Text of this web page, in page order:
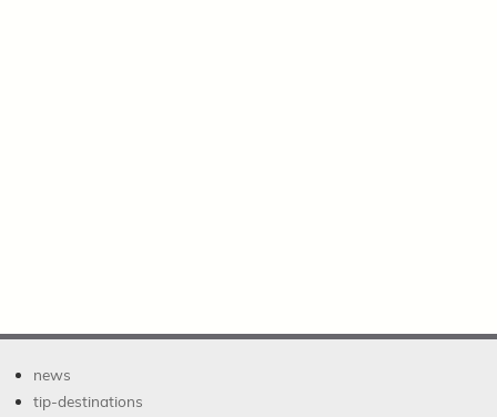
news
tip-destinations